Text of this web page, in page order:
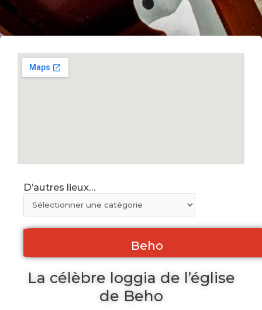
D’autres lieux…
Beho
La célèbre loggia de l’église
de Beho